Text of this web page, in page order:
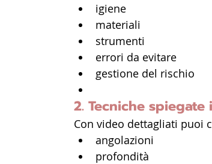
igiene
materiali
strumenti
errori da evitare
gestione del rischio
2. Tecniche
Con video dettagliati puoi
angolazioni
profondità